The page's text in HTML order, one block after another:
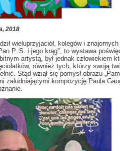
2018
wieluprzyjaciół, kolegów i
P. S. i jego krąg", to wystawa
artystą, był jednak
również tych, którzy swoją
Stąd wziął się pomysł obrazu
zaludniającymi kompozycję Paula